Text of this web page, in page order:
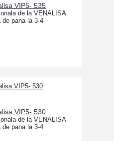
VIP5- 535
de la VENALISA
pana la 3-4
VIP5- 530
de la VENALISA
pana la 3-4